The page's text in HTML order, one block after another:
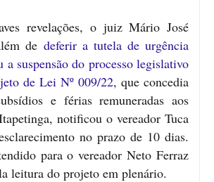
revelações, o juiz Mário José
de deferir a tutela de urgência
a suspensão do processo legislativo
de Lei Nº 009/22, que concedia
e férias remuneradas aos
notificou o vereador Tuca
no prazo de 10 dias.
para o vereador Neto Ferraz
leitura do projeto em plenário.